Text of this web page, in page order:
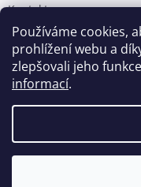
Používáme cookies,
prohlížení webu a
zlepšovali jeho
informací.
Kontakty